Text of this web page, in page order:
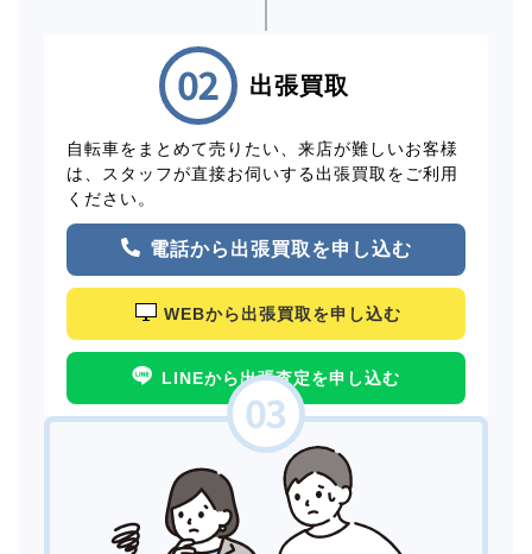
出張買取
自転車をまとめて売りたい、来店が難しいお客様
は、スタッフが直接お伺いする出張買取をご利用
ください。
電話から出張買取を申し込む
WEBから出張買取を申し込む
LINEから出張査定を申し込む